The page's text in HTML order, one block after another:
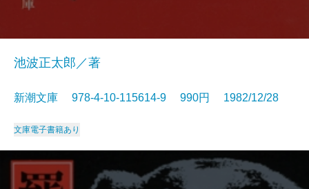
池波正太郎／著
新潮文庫 978-4-10-115614-9 990円 1982/12/28
文庫電子書籍あり